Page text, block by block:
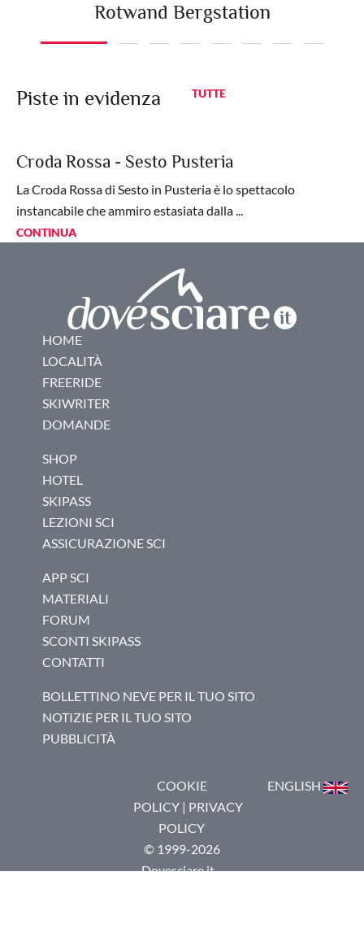
Rotwand Bergstation
Piste in evidenza TUTTE
Croda Rossa - Sesto Pusteria
La Croda Rossa di Sesto in Pusteria è lo spettacolo
instancabile che ammiro estasiata dalla ...
CONTINUA
HOME
LOCALITÀ
FREERIDE
SKIWRITER
DOMANDE
SHOP
HOTEL
SKIPASS
LEZIONI SCI
ASSICURAZIONE SCI
APP SCI
MATERIALI
FORUM
SCONTI SKIPASS
CONTATTI
BOLLETTINO NEVE PER IL TUO SITO
NOTIZIE PER IL TUO SITO
PUBBLICITÀ
COOKIE
POLICY| PRIVACY
POLICY
© 1999-2026
Dovesciare.it -
ENGLISH